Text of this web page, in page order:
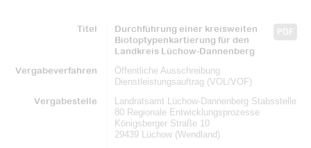
Titel PDF
Durchführung einer kreisweiten
Biotoptypenkartierung für den
Landkreis Lüchow-Dannenberg
Vergabeverfahren
Öffentliche Ausschreibung
Dienstleistungsauftrag (VOL/VOF)
Vergabestelle
Landratsamt Lüchow-Dannenberg Stabsstelle
80 Regionale Entwicklungsprozesse
Königsberger Straße 10
29439 Lüchow (Wendland)